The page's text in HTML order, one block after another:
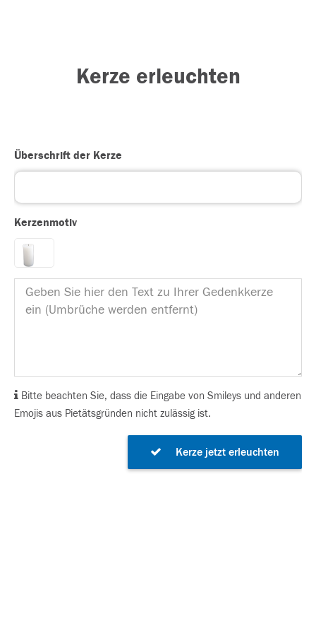
Kerze erleuchten
Überschrift der Kerze
Kerzenmotiv
Bitte beachten Sie, dass die Eingabe von Smileys und anderen
Emojis aus Pietätsgründen nicht zulässig ist.
Kerze jetzt erleuchten